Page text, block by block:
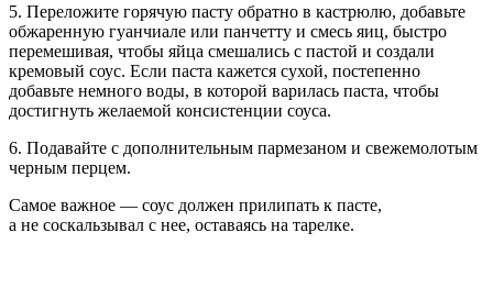
5. Переложите горячую пасту обратно в кастрюлю, добавьте
обжаренную гуанчиале или панчетту и смесь яиц, быстро
перемешивая, чтобы яйца смешались с пастой и создали
кремовый соус. Если паста кажется сухой, постепенно
добавьте немного воды, в которой варилась паста, чтобы
достигнуть желаемой консистенции соуса.
6. Подавайте с дополнительным пармезаном и свежемолотым
черным перцем.
Самое важное — соус должен прилипать к пасте,
а не соскальзывал с нее, оставаясь на тарелке.